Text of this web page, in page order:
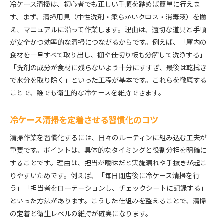
冷ケース清掃は、初心者でも正しい手順を踏めば簡単に行えま
す。まず、清掃用具（中性洗剤・柔らかいクロス・消毒液）を揃
え、マニュアルに沿って作業します。理由は、適切な道具と手順
が安全かつ効率的な清掃につながるからです。例えば、「庫内の
食材を一旦すべて取り出し、棚や仕切り板も分解して洗浄する」
「洗剤の成分が食材に残らないよう十分にすすぎ、最後は乾拭き
で水分を取り除く」といった工程が基本です。これらを徹底する
ことで、誰でも衛生的な冷ケースを維持できます。
冷ケース清掃を定着させる習慣化のコツ
清掃作業を習慣化するには、日々のルーティンに組み込む工夫が
重要です。ポイントは、具体的なタイミングと役割分担を明確に
することです。理由は、担当が曖昧だと実施漏れや手抜きが起こ
りやすいためです。例えば、「毎日閉店後に冷ケース清掃を行
う」「担当者をローテーションし、チェックシートに記録する」
といった方法があります。こうした仕組みを整えることで、清掃
の定着と衛生レベルの維持が確実になります。